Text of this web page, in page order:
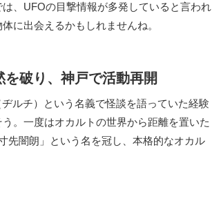
、UFOの目撃情報が多発していると言われ
に出会えるかもしれませんね。
破り、神戸で活動再開
ルチ）という名義で怪談を語っていた経験
。一度はオカルトの世界から距離を置いた
先闇朗」という名を冠し、本格的なオカル